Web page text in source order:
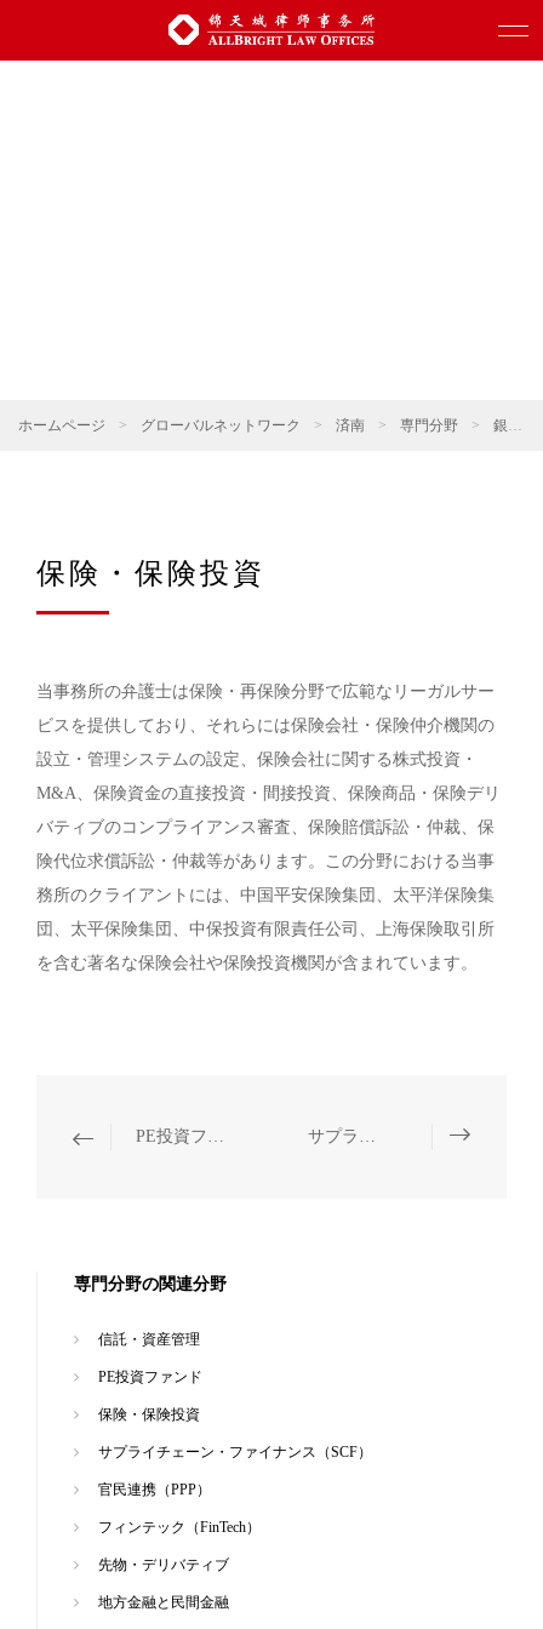
ホームページ > グローバルネットワーク > 済南 > 専門分野 > 銀行・ファイナンス
保険・保険投資
当事務所の弁護士は保険・再保険分野で広範なリーガルサー
ビスを提供しており、それらには保険会社・保険仲介機関の
設立・管理システムの設定、保険会社に関する株式投資・
M&A、保険資金の直接投資・間接投資、保険商品・保険デリ
バティブのコンプライアンス審査、保険賠償訴訟・仲裁、保
険代位求償訴訟・仲裁等があります。この分野における当事
務所のクライアントには、中国平安保険集団、太平洋保険集
団、太平保険集団、中保投資有限責任公司、上海保険取引所
を含む著名な保険会社や保険投資機関が含まれています。
PE投資ファンド サプライチェーン・ファイナンス（SCF）
専門分野の関連分野
信託・資産管理
PE投資ファンド
保険・保険投資
サプライチェーン・ファイナンス（SCF）
官民連携（PPP）
フィンテック（FinTech）
先物・デリバティブ
地方金融と民間金融